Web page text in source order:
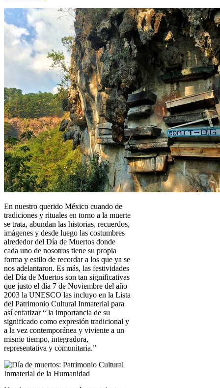
En nuestro querido México cuando de
tradiciones y rituales en torno a la muerte
se trata, abundan las historias, recuerdos,
imágenes y desde luego las costumbres
alrededor del Día de Muertos donde
cada uno de nosotros tiene su propia
forma y estilo de recordar a los que ya se
nos adelantaron. Es más, las festividades
del Día de Muertos son tan significativas
que justo el día 7 de Noviembre del año
2003 la UNESCO las incluyo en la Lista
del Patrimonio Cultural Inmaterial para
así enfatizar “ la importancia de su
significado como expresión tradicional y
a la vez contemporánea y viviente a un
mismo tiempo, integradora,
representativa y comunitaria.”